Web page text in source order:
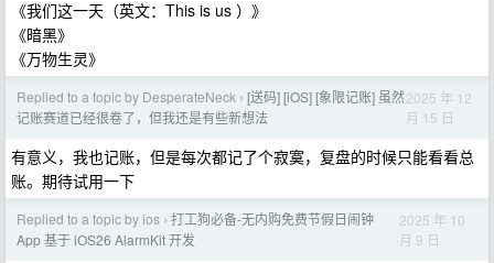
《我们这一天（英文：This is us ）》
《暗黑》
《万物生灵》
Replied to a topic by DesperateNeck › [送码] [iOS] [象限记账] 虽然
记账赛道已经很卷了，但我还是有些新想法
2025 年 12
月 15 日
有意义，我也记账，但是每次都记了个寂寞，复盘的时候只能看看总
账。期待试用一下
Replied to a topic by ios › 打工狗必备-无内购免费节假日闹钟
App 基于 iOS26 AlarmKit 开发
2025 年 10
月 9 日